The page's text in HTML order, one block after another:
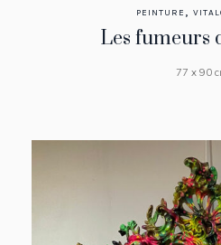
PEINTURE ,
Les fumeurs
77 x 90